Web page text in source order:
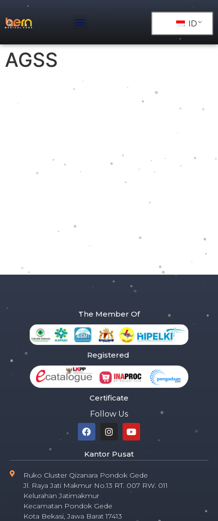
ID
AGSS
Medical Gas Outlets
The Member Of
Registered
Certificate
Follow Us
Kantor Pusat
Ruko Cluster Qizanara Pondok Gede
Jl. Raya Jati Makmur No.13 RT. 007 RW. 011
Kelurahan Jatimakmur
Kecamatan Pondok Gede
Kota Bekasi, Jawa Barat 17413